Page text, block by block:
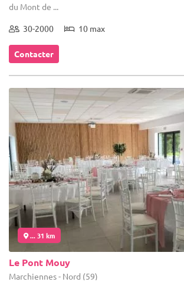
du Mont de ...
30-2000 10 max
Contacter
... 31 km
Le Pont Mouy
Marchiennes - Nord (59)